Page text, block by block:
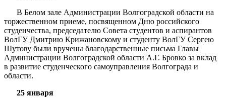
В Белом зале Администрации Волгоградской области на
торжественном приеме, посвященном Дню российского
студенчества, председателю Совета студентов и аспирантов
ВолГУ Дмитрию Крижановскому и студенту ВолГУ Сергею
Шутову были вручены благодарственные письма Главы
Администрации Волгоградской области А.Г. Бровко за вклад
в развитие студенческого самоуправления Волгограда и
области.
25 января